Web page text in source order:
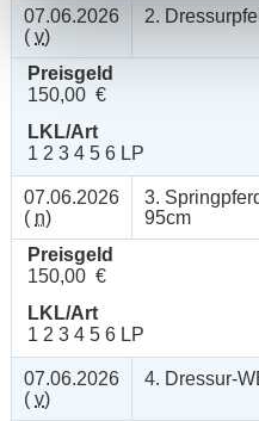
07.06.2026
( v)
2.
Preisgeld
150,00 €
LKL/Art
1 2 3 4 5 6 LP
07.06.2026
( n)
3.
95cm
Preisgeld
150,00 €
LKL/Art
1 2 3 4 5 6 LP
07.06.2026
( v)
4. Dressur-